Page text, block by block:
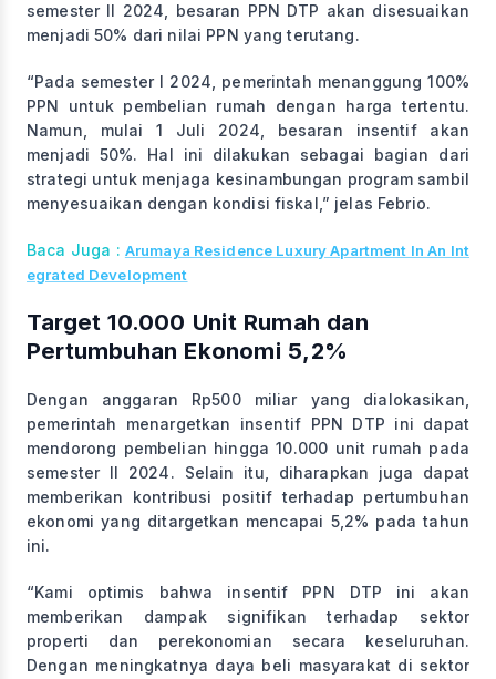
semester II 2024, besaran PPN DTP akan disesuaikan
menjadi 50% dari nilai PPN yang terutang.
“Pada semester I 2024, pemerintah menanggung 100%
PPN untuk pembelian rumah dengan harga tertentu.
Namun, mulai 1 Juli 2024, besaran insentif akan
menjadi 50%. Hal ini dilakukan sebagai bagian dari
strategi untuk menjaga kesinambungan program sambil
menyesuaikan dengan kondisi fiskal,” jelas Febrio.
Baca Juga : Arumaya Residence Luxury Apartment In An Int
egrated Development
Target 10.000 Unit Rumah dan
Pertumbuhan Ekonomi 5,2%
Dengan anggaran Rp500 miliar yang dialokasikan,
pemerintah menargetkan insentif PPN DTP ini dapat
mendorong pembelian hingga 10.000 unit rumah pada
semester II 2024. Selain itu, diharapkan juga dapat
memberikan kontribusi positif terhadap pertumbuhan
ekonomi yang ditargetkan mencapai 5,2% pada tahun
ini.
“Kami optimis bahwa insentif PPN DTP ini akan
memberikan dampak signifikan terhadap sektor
properti dan perekonomian secara keseluruhan.
Dengan meningkatnya daya beli masyarakat di sektor